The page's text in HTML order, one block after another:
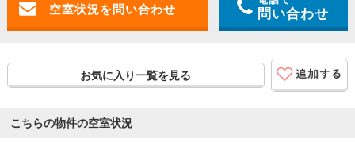
問い合わせ
お気に入り一覧を見る
こちらの物件の空室状況